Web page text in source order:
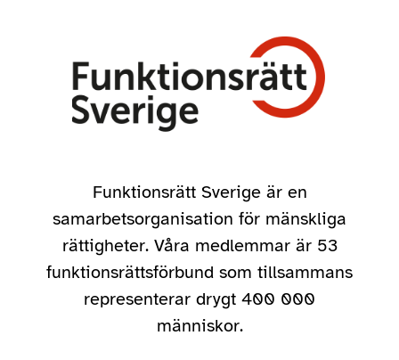
Funktionsrätt Sverige är en
samarbetsorganisation för mänskliga
rättigheter. Våra medlemmar är 53
funktionsrättsförbund som tillsammans
representerar drygt 400 000
människor.